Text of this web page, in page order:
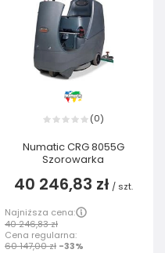
(0)
Numatic CRG 8055G
Szorowarka
40 246,83 zł / szt.
Najniższa cena:
40 246,83 zł
Cena regularna:
60 147,00 zł -33%